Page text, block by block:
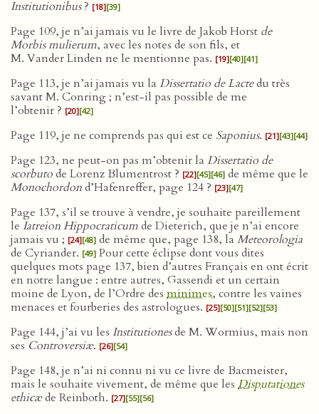
Institutionibus? [18][39]
Page 109, je n’ai jamais vu le livre de Jakob Horst de
Morbis mulierum, avec les notes de son fils, et
M. Vander Linden ne le mentionne pas. [19][40][41]
Page 113, je n’ai jamais vu la Dissertatio de Lactedu très
savant M. Conring ; n’est-il pas possible de me
l’obtenir ? [20][42]
Page 119, je ne comprends pas qui est ce Saponius. [21][43][44]
Page 123, ne peut-on pas m’obtenir la Dissertatio de
scorbutode Lorenz Blumentrost ? [22][45][46] de même que le
Monochordond’Hafenreffer, page 124 ? [23][47]
Page 137, s’il se trouve à vendre, je souhaite pareillement
le Iatreion Hippocraticumde Dieterich, que je n’ai encore
jamais vu ; [24][48] de même que, page 138, la Meteorologia
de Cyriander. [49] Pour cette éclipse dont vous dites
quelques mots page 137, bien d’autres Français en ont écrit
en notre langue : entre autres, Gassendi et un certain
moine de Lyon, de l’Ordre des minimes, contre les vaines
menaces et fourberies des astrologues. [25][50][51][52][53]
Page 144, j’ai vu les Institutionesde M. Wormius, mais non
ses Controversiæ. [26][54]
Page 148, je n’ai ni connu ni vu ce livre de Bacmeister,
mais le souhaite vivement, de même que les Disputationes
ethicæde Reinboth. [27][55][56]